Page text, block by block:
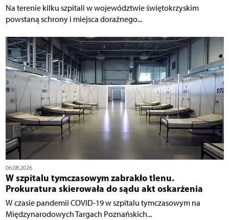
Na terenie kilku szpitali w województwie świętokrzyskim
powstaną schrony i miejsca doraźnego...
06.08.2026
W szpitalu tymczasowym zabrakło tlenu.
Prokuratura skierowała do sądu akt oskarżenia
W czasie pandemii COVID-19 w szpitalu tymczasowym na
Międzynarodowych Targach Poznańskich...